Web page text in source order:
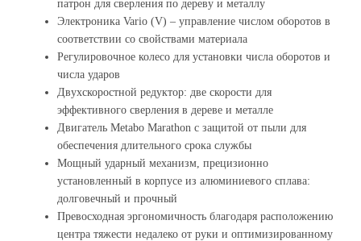
патрон для сверления по дереву и металлу
Электроника Vario (V) – управление числом оборотов в
соответствии со свойствами материала
Регулировочное колесо для установки числа оборотов и
числа ударов
Двухскоростной редуктор: две скорости для
эффективного сверления в дереве и металле
Двигатель Metabo Marathon с защитой от пыли для
обеспечения длительного срока службы
Мощный ударный механизм, прецизионно
установленный в корпусе из алюминиевого сплава:
долговечный и прочный
Превосходная эргономичность благодаря расположению
центра тяжести недалеко от руки и оптимизированному